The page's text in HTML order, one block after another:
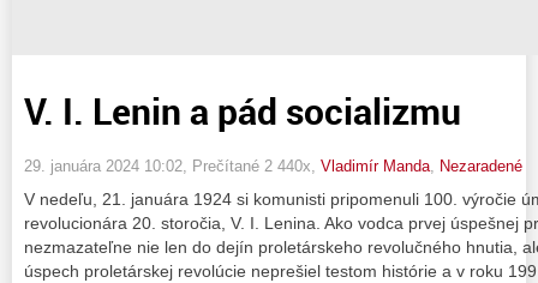
V. I. Lenin a pád socializmu
29. januára 2024 10:02 , Prečítané 2 440x, Vladimír Manda Nezaradené
V nedeľu, 21. januára 1924 si komunisti pripomenuli 100. výročie
revolucionára 20. storočia, V. I. Lenina. Ako vodca prvej úspešnej
nezmazateľne nie len do dejín proletárskeho revolučného hnutia,
úspech proletárskej revolúcie neprešiel testom histórie a v roku